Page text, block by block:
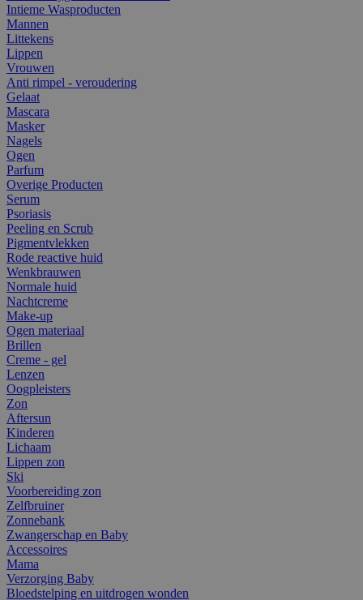
Intieme Wasproducten
Mannen
Littekens
Lippen
Vrouwen
Anti rimpel - veroudering
Gelaat
Mascara
Masker
Nagels
Ogen
Parfum
Overige Producten
Serum
Psoriasis
Peeling en Scrub
Pigmentvlekken
Rode reactive huid
Wenkbrauwen
Normale huid
Nachtcreme
Make-up
Ogen materiaal
Brillen
Creme - gel
Lenzen
Oogpleisters
Zon
Aftersun
Kinderen
Lichaam
Lippen zon
Ski
Voorbereiding zon
Zelfbruiner
Zonnebank
Zwangerschap en Baby
Accessoires
Mama
Verzorging Baby
Bloedstelping en uitdrogen wonden